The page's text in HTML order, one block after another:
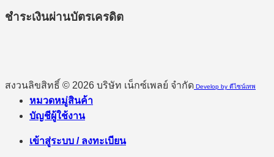
ชำระเงินผ่านบัตรเครดิต
สงวนลิขสิทธิ์ © 2026 บริษัท เน็กซ์เพลย์ จำกัด Develop by ดีไซน์เทพ
หมวดหมู่สินค้า
บัญชีผู้ใช้งาน
เข้าสู่ระบบ / ลงทะเบียน